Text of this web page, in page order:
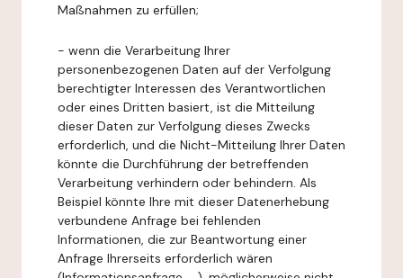
Maßnahmen zu erfüllen;
- wenn die Verarbeitung Ihrer
personenbezogenen Daten auf der Verfolgung
berechtigter Interessen des Verantwortlichen
oder eines Dritten basiert, ist die Mitteilung
dieser Daten zur Verfolgung dieses Zwecks
erforderlich, und die Nicht-Mitteilung Ihrer Daten
könnte die Durchführung der betreffenden
Verarbeitung verhindern oder behindern. Als
Beispiel könnte Ihre mit dieser Datenerhebung
verbundene Anfrage bei fehlenden
Informationen, die zur Beantwortung einer
Anfrage Ihrerseits erforderlich wären